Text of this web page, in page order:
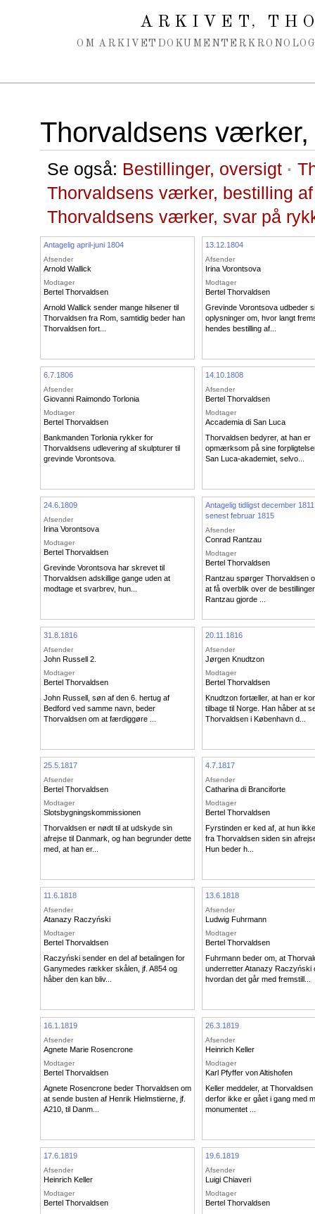
ARKIVET,
OM ARKIVET DOKUMENTER
Thorvaldsens værker,
Se også: Bestillinger, oversigt ·
Thorvaldsens værker, bestilling af
Thorvaldsens værker, svar på
Antagelig april-juni 1804
Afsender
Arnold Wallick
Modtager
Bertel Thorvaldsen
Arnold Wallick sender mange hilsener til
Thorvaldsen fra Rom, samtidig beder han
Thorvaldsen fort...
13.12.1804
Afsender
Irina Vorontsova
Modtager
Bertel Thorvaldsen
Grevinde Vorontsova udbeder
oplysninger om, hvor langt
hendes bestilling af...
6.7.1806
Afsender
Giovanni Raimondo Torlonia
Modtager
Bertel Thorvaldsen
Bankmanden Torlonia rykker for
Thorvaldsens udlevering af skulpturer til
grevinde Vorontsova.
14.10.1808
Afsender
Bertel Thorvaldsen
Modtager
Accademia di San Luca
Thorvaldsen bedyrer, at han er
opmærksom på sine
San Luca-akademiet, selvo...
24.6.1809
Afsender
Irina Vorontsova
Modtager
Bertel Thorvaldsen
Grevinde Vorontsova har skrevet til
Thorvaldsen adskillige gange uden at
modtage et svarbrev, hun...
Antagelig tidligst december
senest februar 1815
Afsender
Conrad Rantzau
Modtager
Bertel Thorvaldsen
Rantzau spørger Thorvaldsen
at få overblik over de
Rantzau gjorde ...
31.8.1816
Afsender
John Russell 2.
Modtager
Bertel Thorvaldsen
John Russell, søn af den 6. hertug af
Bedford ved samme navn, beder
Thorvaldsen om at færdiggøre ...
20.11.1816
Afsender
Jørgen Knudtzon
Modtager
Bertel Thorvaldsen
Knudtzon fortæller, at han er
tilbage til Norge. Han håber at
Thorvaldsen i København d...
25.5.1817
Afsender
Bertel Thorvaldsen
Modtager
Slotsbygningskommissionen
Thorvaldsen er nødt til at udskyde sin
afrejse til Danmark, og han begrunder dette
med, at han er...
4.7.1817
Afsender
Catharina di Branciforte
Modtager
Bertel Thorvaldsen
Fyrstinden er ked af, at hun
fra Thorvaldsen siden sin
Hun beder h...
11.6.1818
Afsender
Atanazy Raczyński
Modtager
Bertel Thorvaldsen
Raczyński sender en del af betalingen for
Ganymedes rækker skålen, jf. A854 og
håber den kan bliv...
13.6.1818
Afsender
Ludwig Fuhrmann
Modtager
Bertel Thorvaldsen
Fuhrmann beder om, at
underretter Atanazy Raczyński
hvordan det går med fremstill...
16.1.1819
Afsender
Agnete Marie Rosencrone
Modtager
Bertel Thorvaldsen
Agnete Rosencrone beder Thorvaldsen om
at sende busten af Henrik Hielmstierne, jf.
A210, til Danm...
26.3.1819
Afsender
Heinrich Keller
Modtager
Karl Pfyffer von Altishofen
Keller meddeler, at
derfor ikke er gået i gang med
monumentet ...
17.6.1819
Afsender
Heinrich Keller
Modtager
Bertel Thorvaldsen
19.6.1819
Afsender
Luigi Chiaveri
Modtager
Bertel Thorvaldsen